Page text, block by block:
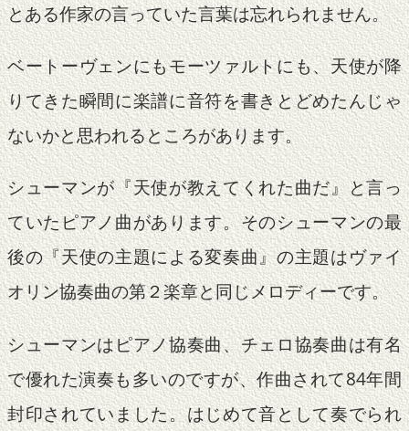
とある作家の言っていた言葉は忘れられません。
ベートーヴェンにもモーツァルトにも、天使が降
りてきた瞬間に楽譜に音符を書きとどめたんじゃ
ないかと思われるところがあります。
シューマンが『天使が教えてくれた曲だ』と言っ
ていたピアノ曲があります。そのシューマンの最
後の『天使の主題による変奏曲』の主題はヴァイ
オリン協奏曲の第２楽章と同じメロディーです。
シューマンはピアノ協奏曲、チェロ協奏曲は有名
で優れた演奏も多いのですが、作曲されて84年間
封印されていました。はじめて音として奏でられ